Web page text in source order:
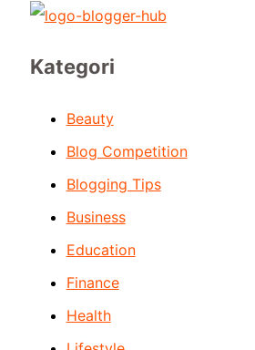
Kategori
Beauty
Blog Competition
Blogging Tips
Business
Education
Finance
Health